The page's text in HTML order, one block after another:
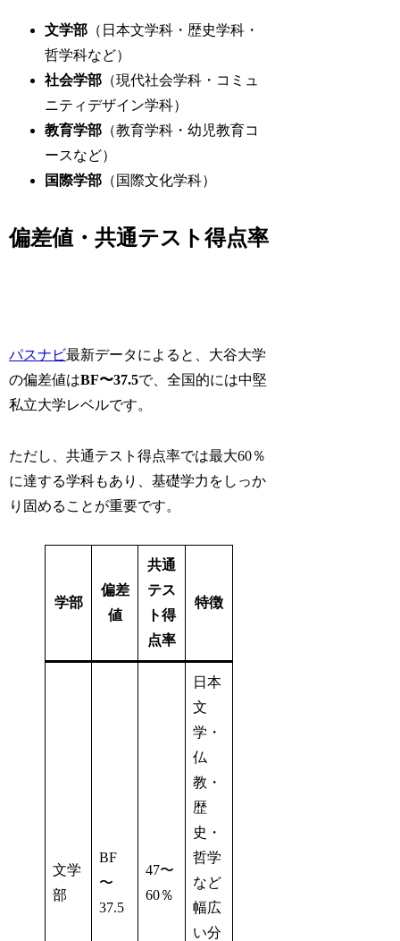
文学部 （日本文学科・歴史学科・
哲学科など）
社会学部 （現代社会学科・コミュ
ニティデザイン学科）
教育学部 （教育学科・幼児教育コ
ースなど）
国際学部 （国際文化学科）
偏差値・共通テスト得点率
パスナビ最新データによると、大谷大学
の偏差値はBF〜37.5で、全国的には中堅
私立大学レベルです。
ただし、共通テスト得点率では最大60％
に達する学科もあり、基礎学力をしっか
り固めることが重要です。
学部
偏差
値
共通
テス
ト得
点率
特徴
文学
部
BF
〜
37.5
47〜
60％
日本
文
学・
仏
教・
歴
史・
哲学
など
幅広
い分